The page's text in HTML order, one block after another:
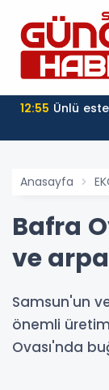
12:55
Anasayfa
Bafra
ve
Samsun'un
önemli
Ovası'nda